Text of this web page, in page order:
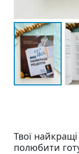
Твої
полюбити